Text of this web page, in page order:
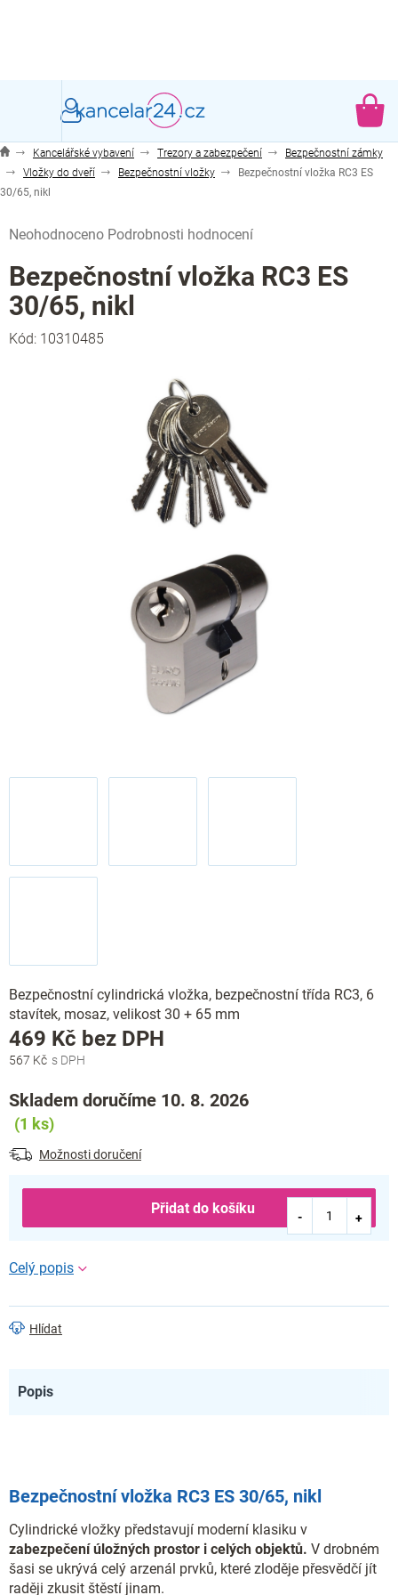
Kancelářské vybavení Trezory a zabezpečení
Bezpečnostní zámky
Vložky do dveří
Bezpečnostní vložky
Bezpečnostní vložka RC3 ES
30/65, nikl
hodnocení
produktu
je
0,0
z
5
Neohodnoceno Podrobnosti hodnocení
Bezpečnostní vložka RC3 ES
30/65, nikl
Kód: 10310485
Bezpečnostní cylindrická vložka, bezpečnostní třída RC3, 6
stavítek, mosaz, velikost 30 + 65 mm
567 Kč
469 Kč bez DPH
Skladem doručíme 10. 8. 2026
(1 ks)
Možnosti doručení
Přidat do košíku
Hlídat
Popis
Bezpečnostní vložka RC3 ES 30/65, nikl
Cylindrické vložky představují moderní klasiku v
zabezpečení úložných prostor i celých objektů. V drobném
šasi se ukrývá celý arzenál prvků, které zloděje přesvědčí jít
raději zkusit štěstí jinam.